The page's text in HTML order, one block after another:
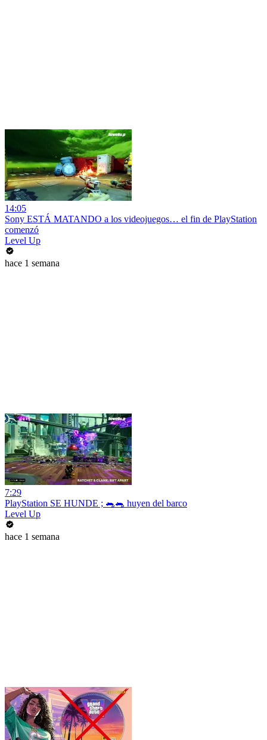
14:05
Sony ESTÁ MATANDO a los videojuegos… el fin de PlayStation
comenzó
Level Up
hace 1 semana
7:29
PlayStation SE HUNDE ; 🐀🐀 huyen del barco
Level Up
hace 1 semana